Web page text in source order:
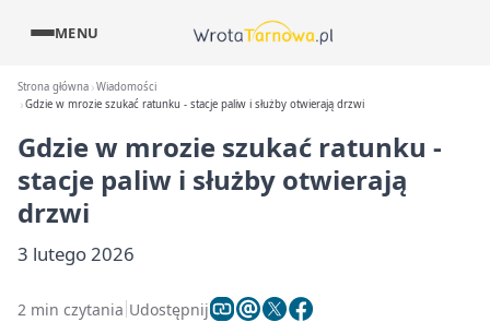
MENU
Strona główna Wiadomości
Gdzie w mrozie szukać ratunku - stacje paliw i służby otwierają drzwi
Gdzie w mrozie szukać ratunku -
stacje paliw i służby otwierają
drzwi
3 lutego 2026
2 min czytania Udostępnij